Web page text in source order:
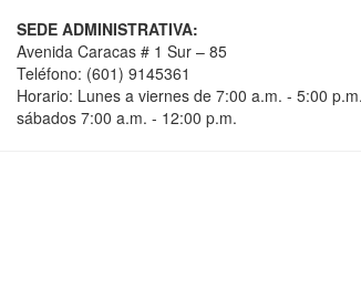
SEDE ADMINISTRATIVA:
Avenida Caracas # 1 Sur – 85
Teléfono: (601) 9145361
Horario: Lunes a viernes de 7:00 a.m. - 5:00
sábados 7:00 a.m. - 12:00 p.m.